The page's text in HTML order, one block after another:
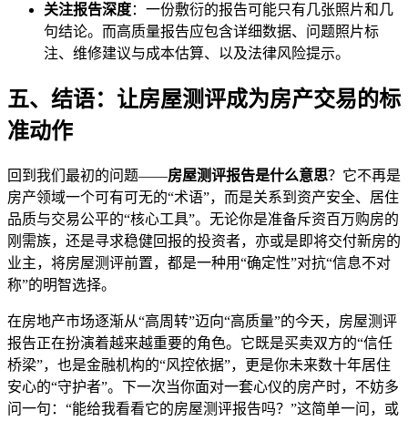
关注报告深度：一份敷衍的报告可能只有几张照片和几
句结论。而高质量报告应包含详细数据、问题照片标
注、维修建议与成本估算、以及法律风险提示。
五、结语：让房屋测评成为房产交易的标
准动作
回到我们最初的问题——房屋测评报告是什么意思？它不再是
房产领域一个可有可无的“术语”，而是关系到资产安全、居住
品质与交易公平的“核心工具”。无论你是准备斥资百万购房的
刚需族，还是寻求稳健回报的投资者，亦或是即将交付新房的
业主，将房屋测评前置，都是一种用“确定性”对抗“信息不对
称”的明智选择。
在房地产市场逐渐从“高周转”迈向“高质量”的今天，房屋测评
报告正在扮演着越来越重要的角色。它既是买卖双方的“信任
桥梁”，也是金融机构的“风控依据”，更是你未来数十年居住
安心的“守护者”。下一次当你面对一套心仪的房产时，不妨多
问一句：“能给我看看它的房屋测评报告吗？”这简单一问，或